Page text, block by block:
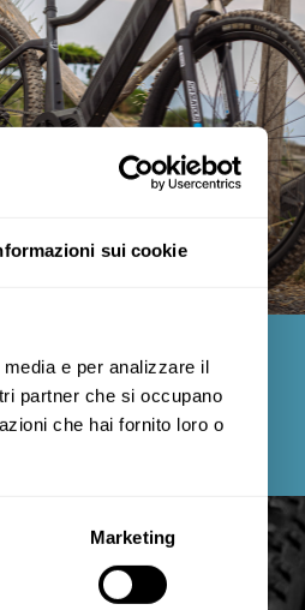
sui cookie
e per analizzare il
partner che si occupano
che hai fornito loro o
Marketing
